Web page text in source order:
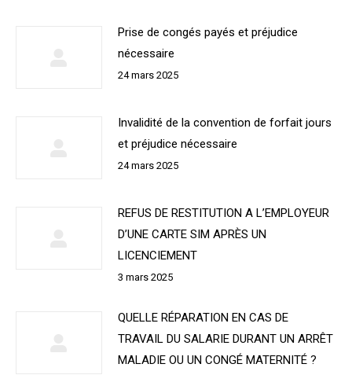
Prise de congés payés et préjudice
nécessaire
24 mars 2025
Invalidité de la convention de forfait jours
et préjudice nécessaire
24 mars 2025
REFUS DE RESTITUTION A L’EMPLOYEUR
D’UNE CARTE SIM APRÈS UN
LICENCIEMENT
3 mars 2025
QUELLE RÉPARATION EN CAS DE
TRAVAIL DU SALARIE DURANT UN ARRÊT
MALADIE OU UN CONGÉ MATERNITÉ ?